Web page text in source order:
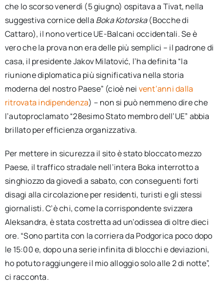
che lo scorso venerdì (5 giugno) ospitava a Tivat, nella
suggestiva cornice della Boka Kotorska(Bocche di
Cattaro), il nono vertice UE-Balcani occidentali. Se è
vero che la prova non era delle più semplici – il padrone di
casa, il presidente Jakov Milatović, l’ha definita “la
riunione diplomatica più significativa nella storia
moderna del nostro Paese” (cioè nei vent’anni dalla
ritrovata indipendenza) – non si può nemmeno dire che
l’autoproclamato “28esimo Stato membro dell’UE” abbia
brillato per efficienza organizzativa.
Per mettere in sicurezza il sito è stato bloccato mezzo
Paese, il traffico stradale nell’intera Boka interrotto a
singhiozzo da giovedì a sabato, con conseguenti forti
disagi alla circolazione per residenti, turisti e gli stessi
giornalisti. C’è chi, come la corrispondente svizzera
Aleksandra, è stata costretta ad un’odissea di oltre dieci
ore. “Sono partita con la corriera da Podgorica poco dopo
le 15:00 e, dopo una serie infinita di blocchi e deviazioni,
ho potuto raggiungere il mio alloggio solo alle 2 di notte”,
ci racconta.